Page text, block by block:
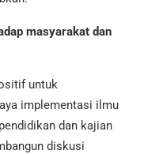
masyarakat dan
untuk
implementasi ilmu
dan kajian
diskusi